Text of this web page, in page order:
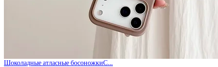
Шоколадные атласные босоножкиС…